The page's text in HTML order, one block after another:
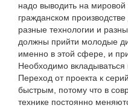
надо выводить на
гражданском
разные технологии и
должны прийти молодые
именно в этой сфере, и
Необходимо вкладываться
Переход от проекта к
быстрым, потому что в
технике постоянно